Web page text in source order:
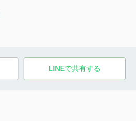
LINEで共有する